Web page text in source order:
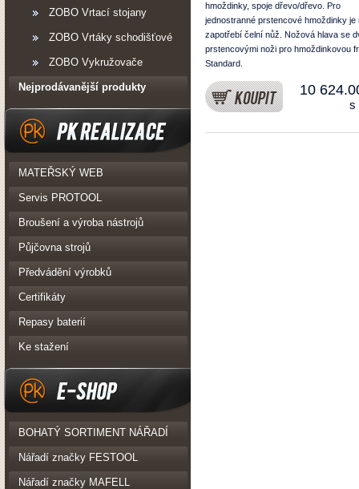
ZOBO Vrtací stojany
ZOBO Vrtáky schodišťové
ZOBO Vykružovače
Nejprodávanější produkty
PK Realizace
MATEŘSKÝ WEB
Servis PROTOOL
Broušení a výroba nástrojů
Půjčovna strojů
Předvádění výrobků
Certifikáty
Repasy baterií
Ke stažení
eshop
BOHATÝ SORTIMENT NÁŘADÍ
Nářadí značky FESTOOL
Nářadí značky MAFELL
hmoždinky, spoje dřevo/dřevo. Pro
jednostranné prstencové hmoždinky je
zapotřebí čelní nůž. Nožová hlava se
prstencovými noži pro hmoždinkovou
Standard.
10
s